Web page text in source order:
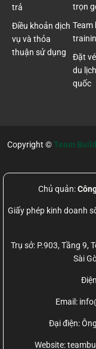
trả
Điều khoản dịch
vụ và thỏa
thuận sử dụng
trọn
Team
Đặt
du
quốc
Copyright ©Team
Chủ quản:
Giấy phép kinh doanh
Trụ sở: P.903, Tầng 9,
Sài
Email:
Đại điện:
Website: